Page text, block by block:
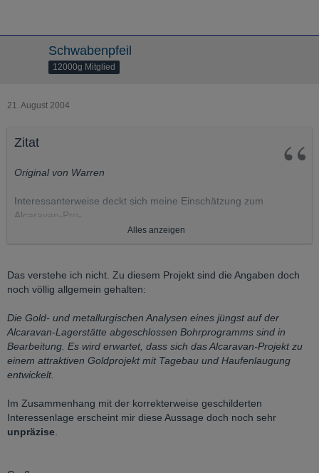
Schwabenpfeil
12000g Mitglied
21. August 2004
Zitat
Original von Warren
Interessanterweise deckt sich meine Einschätzung zum
Alcaravan-Pro-
Warren
Alles anzeigen
Das verstehe ich nicht. Zu diesem Projekt sind die Angaben doch
noch völlig allgemein gehalten:
Die Gold- und metallurgischen Analysen eines jüngst auf der
Alcaravan-Lagerstätte abgeschlossen Bohrprogramms sind in
Bearbeitung. Es wird erwartet, dass sich das Alcaravan-Projekt zu
einem attraktiven Goldprojekt mit Tagebau und Haufenlaugung
entwickelt.
Im Zusammenhang mit der korrekterweise geschilderten
Interessenlage erscheint mir diese Aussage doch noch sehr
unpräzise.